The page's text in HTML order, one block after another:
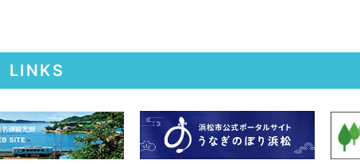
LINKS